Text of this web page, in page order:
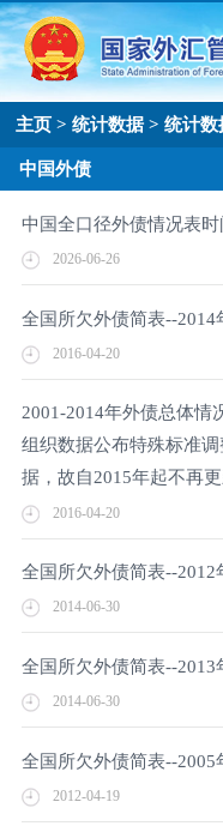
主页 >统计数据 >统计数
中国外债
中国全口径外债情况表时
2026-06-26
全国所欠外债简表--2014
2016-04-20
2001-2014年外债总体情
组织数据公布特殊标准
据，故自2015年起不再更
2016-04-20
全国所欠外债简表--2012
2014-06-30
全国所欠外债简表--2013
2014-06-30
全国所欠外债简表--2005
2012-04-19